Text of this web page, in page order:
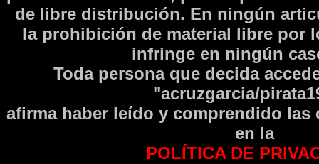
de libre distribución. En ningún
la prohibición de material libre por
infringe en ningún
Toda persona que decida
"acruzgarcia/
afirma haber leí­do y comprendido las
en la
POLÍTICA DE